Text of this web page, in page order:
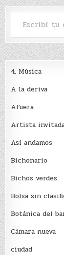
Escribí tu correo electrónico…
4. Música
A la deriva
Afuera
Artista
Así andamos
Bichonario
Bichos verdes
Bolsa sin
Botánica del
Cámara nueva
ciudad